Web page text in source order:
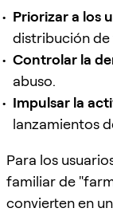
Priorizar a los
distribución de
Controlar la
abuso.
Impulsar la
lanzamientos
Para los
familiar de
convierten en